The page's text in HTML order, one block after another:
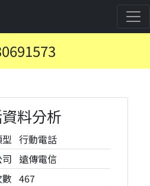
料分析
型 行動電話
遠傳電信
467